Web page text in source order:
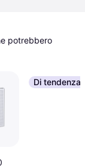
potrebbero
Di tendenza